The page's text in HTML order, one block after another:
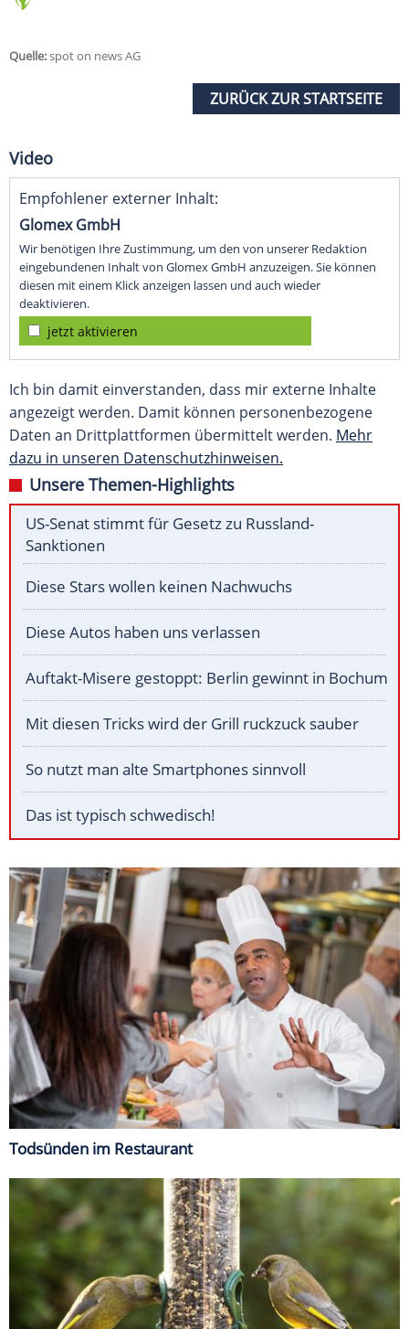
Quelle:spot on news AG
ZURÜCK ZUR STARTSEITE
Video
Empfohlener externer Inhalt:
Glomex GmbH
Wir benötigen Ihre Zustimmung, um den von unserer Redaktion
eingebundenen Inhalt von Glomex GmbH anzuzeigen. Sie können
diesen mit einem Klick anzeigen lassen und auch wieder
deaktivieren.
jetzt aktivieren
Ich bin damit einverstanden, dass mir externe Inhalte
angezeigt werden. Damit können personenbezogene
Daten an Drittplattformen übermittelt werden. Mehr
dazu in unseren Datenschutzhinweisen.
Unsere Themen-Highlights
US-Senat stimmt für Gesetz zu Russland-
Sanktionen
Diese Stars wollen keinen Nachwuchs
Diese Autos haben uns verlassen
Auftakt-Misere gestoppt: Berlin gewinnt in Bochum
Mit diesen Tricks wird der Grill ruckzuck sauber
So nutzt man alte Smartphones sinnvoll
Das ist typisch schwedisch!
Todsünden im Restaurant